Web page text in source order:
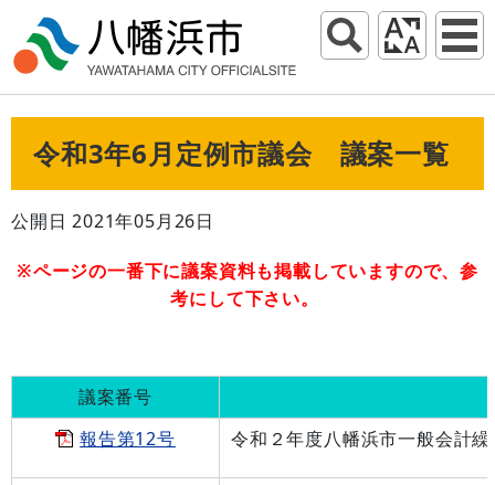
令和3年6月定例市議会 議案一覧
公開日 2021年05月26日
※ページの一番下に議案資料も掲載していますので、参
考にして下さい。
議案番号
報告第12号
令和２年度八幡浜市一般会計